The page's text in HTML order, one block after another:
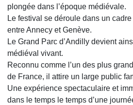
plongée dans l’époque médiévale.
Le festival se déroule dans un
entreAnnecy etGenève.
Le Grand Parc d’Andilly devient
médiéval vivant.
Reconnu comme l’un des plus
de France, il attire un large public
Une expérience spectaculaire et
dans le temps le temps d’une